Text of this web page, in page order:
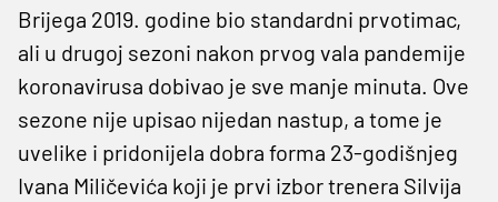
Brijega 2019. godine bio standardni prvotimac,
ali u drugoj sezoni nakon prvog vala pandemije
koronavirusa dobivao je sve manje minuta. Ove
sezone nije upisao nijedan nastup, a tome je
uvelike i pridonijela dobra forma 23-godišnjeg
Ivana Miličevića koji je prvi izbor trenera Silvija